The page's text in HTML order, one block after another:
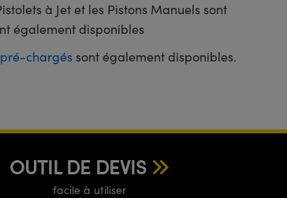
à Jet et les Pistons Manuels sont
également disponibles
chargéssont également disponibles.
OUTIL DE DEVIS
facile à utiliser